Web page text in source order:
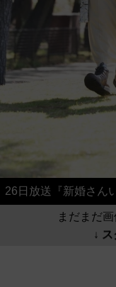
26日放送『新婚さん
まだまだ
↓